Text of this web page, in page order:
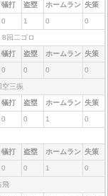
犠打 盗塁 ホームラン 失策
0 1 0 0
回二ゴロ
犠打 盗塁 ホームラン 失策
0 0 0 0
空三振
犠打 盗塁 ホームラン 失策
0 0 1 0
犠打 盗塁 ホームラン 失策
0 0 1 0
飛